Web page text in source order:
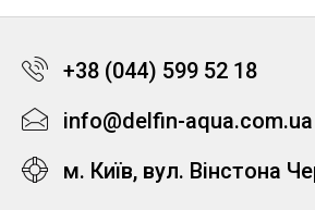
+38 (044) 599 52 18
info@delfin-aqua.com.ua
м. Київ, вул. Вінстона